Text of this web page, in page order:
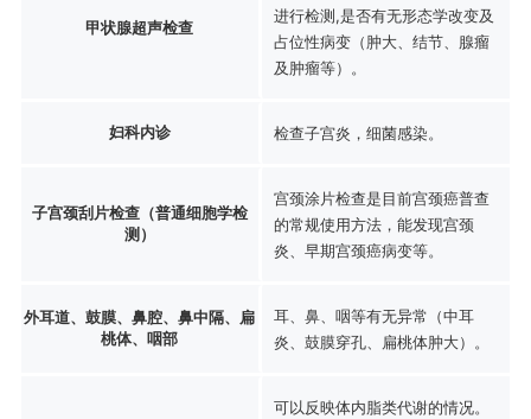
甲状腺超声检查
进行检测,是否有无形态学改变及
占位性病变（肿大、结节、腺瘤
及肿瘤等）。
妇科内诊 检查子宫炎，细菌感染。
子宫颈刮片检查（普通细胞学检
测）
宫颈涂片检查是目前宫颈癌普查
的常规使用方法，能发现宫颈
炎、早期宫颈癌病变等。
外耳道、鼓膜、鼻腔、鼻中隔、扁
桃体、咽部
耳、鼻、咽等有无异常（中耳
炎、鼓膜穿孔、扁桃体肿大）。
可以反映体内脂类代谢的情况。